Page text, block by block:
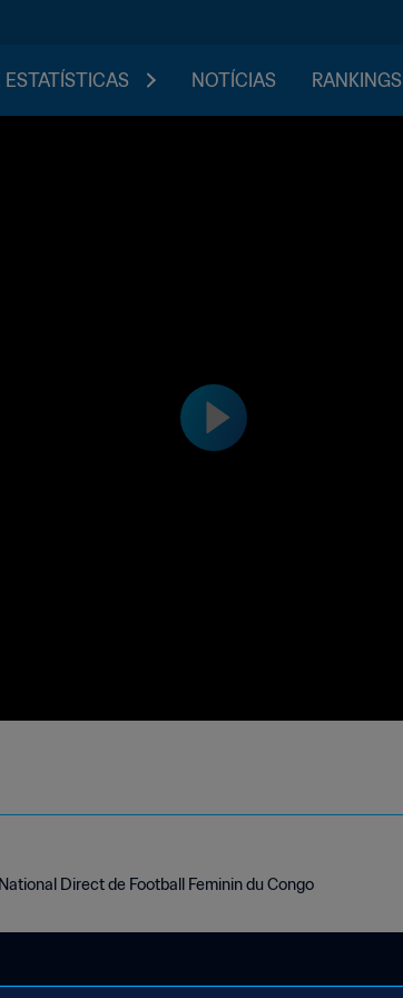
NOTÍCIAS RANKINGS
Direct de Football Feminin du Congo